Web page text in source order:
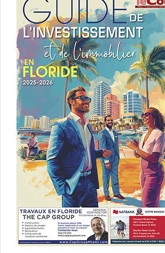
Le 7 avril :
Terrace
Tokyo (Part